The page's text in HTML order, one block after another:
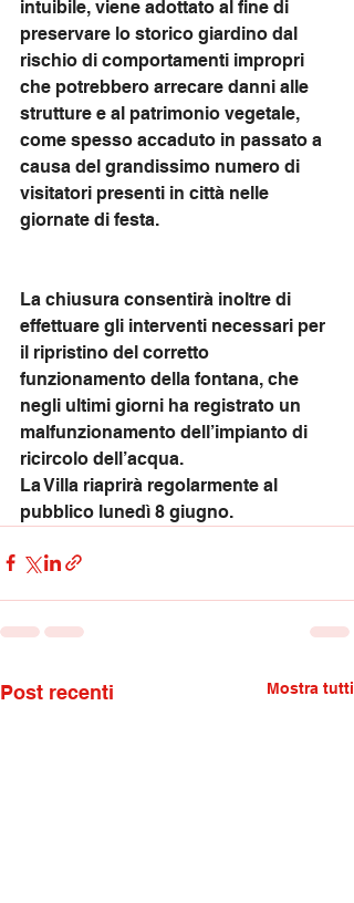
intuibile, viene adottato al fine di
preservare lo storico giardino dal
rischio di comportamenti impropri
che potrebbero arrecare danni alle
strutture e al patrimonio vegetale,
come spesso accaduto in passato a
causa del grandissimo numero di
visitatori presenti in città nelle
giornate di festa.
La chiusura consentirà inoltre di
effettuare gli interventi necessari per
il ripristino del corretto
funzionamento della fontana, che
negli ultimi giorni ha registrato un
malfunzionamento dell’impianto di
ricircolo dell’acqua.
La Villa riaprirà regolarmente al
pubblico lunedì 8 giugno.
Post recenti Mostra tutti